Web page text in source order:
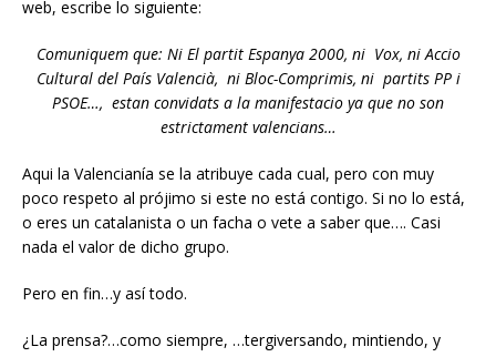
web, escribe lo siguiente:
Comuniquem que: Ni El partit Espanya 2000, ni Vox, ni Accio
Cultural del País Valencià, ni Bloc-Comprimis, ni partits PP i
PSOE…, estan convidats a la manifestacio ya que no son
estrictament valencians…
Aqui la Valencianía se la atribuye cada cual, pero con muy
poco respeto al prójimo si este no está contigo. Si no lo está,
o eres un catalanista o un facha o vete a saber que…. Casi
nada el valor de dicho grupo.
Pero en fin…y así todo.
¿La prensa?…como siempre, …tergiversando, mintiendo, y